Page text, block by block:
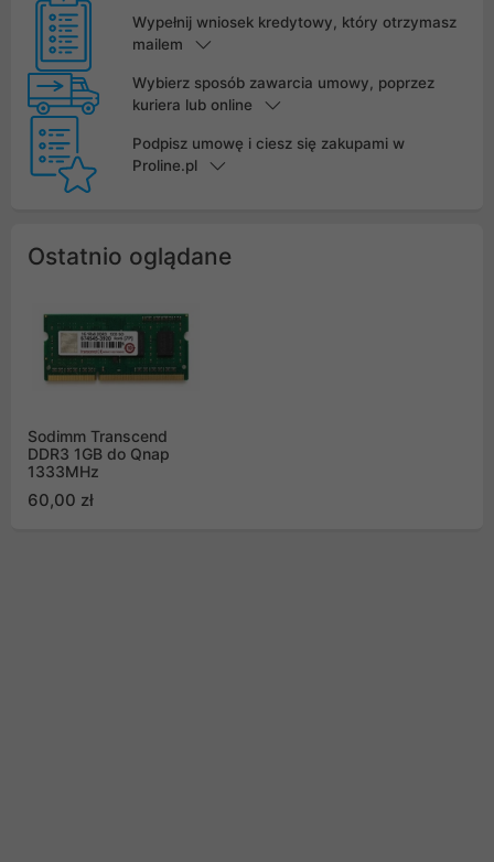
Wypełnij wniosek kredytowy, który otrzymasz
mailem
Wybierz sposób zawarcia umowy, poprzez
kuriera lub online
Podpisz umowę i ciesz się zakupami w
Proline.pl
Ostatnio oglądane
Sodimm Transcend
DDR3 1GB do Qnap
1333MHz
60,00 zł